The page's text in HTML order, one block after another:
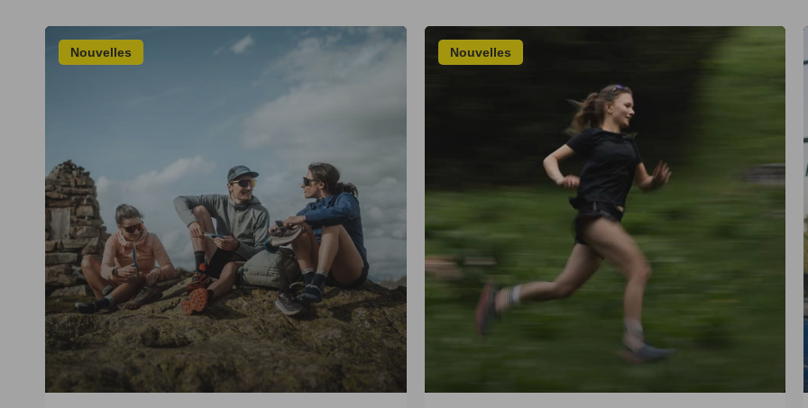
Nouvelles Nouvelles